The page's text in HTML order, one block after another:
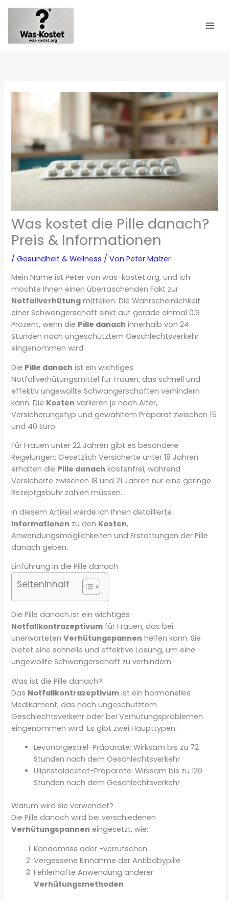
Zum
springen
Was kostet die Pille danach?
Preis & Informationen
/Gesundheit & Wellness / VonPeter Mälzer
Mein Name ist Peter von was-kostet.org, und ich
möchte Ihnen einen überraschenden Fakt zur
Notfallverhütung mitteilen: Die Wahrscheinlichkeit
einer Schwangerschaft sinkt auf gerade einmal 0,9
Prozent, wenn die Pille danach innerhalb von 24
Stunden nach ungeschütztem Geschlechtsverkehr
eingenommen wird.
Die Pille danach ist ein wichtiges
Notfallverhütungsmittel für Frauen, das schnell und
effektiv ungewollte Schwangerschaften verhindern
kann. Die Kosten variieren je nach Alter,
Versicherungstyp und gewähltem Präparat zwischen 15
und 40 Euro.
Für Frauen unter 22 Jahren gibt es besondere
Regelungen: Gesetzlich Versicherte unter 18 Jahren
erhalten die Pille danach kostenfrei, während
Versicherte zwischen 18 und 21 Jahren nur eine geringe
Rezeptgebühr zahlen müssen.
In diesem Artikel werde ich Ihnen detaillierte
Informationen zu den Kosten,
Anwendungsmöglichkeiten und Erstattungen der Pille
danach geben.
Einführung in die Pille danach
Seiteninhalt
Die Pille danach ist ein wichtiges
Notfallkontrazeptivum für Frauen, das bei
unerwartetenVerhütungspannen helfen kann. Sie
bietet eine schnelle und effektive Lösung, um eine
ungewollte Schwangerschaft zu verhindern.
Was ist die Pille danach?
Das Notfallkontrazeptivum ist ein hormonelles
Medikament, das nach ungeschütztem
Geschlechtsverkehr oder bei Verhütungsproblemen
eingenommen wird. Es gibt zwei Haupttypen:
Levonorgestrel-Präparate: Wirksam bis zu 72
Stunden nach dem Geschlechtsverkehr
Ulipristalacetat-Präparate: Wirksam bis zu 120
Stunden nach dem Geschlechtsverkehr
Warum wird sie verwendet?
Die Pille danach wird bei verschiedenen
Verhütungspannen eingesetzt, wie:
Kondomriss oder -verrutschen
Vergessene Einnahme der Antibabypille
Fehlerhafte Anwendung anderer
Verhütungsmethoden